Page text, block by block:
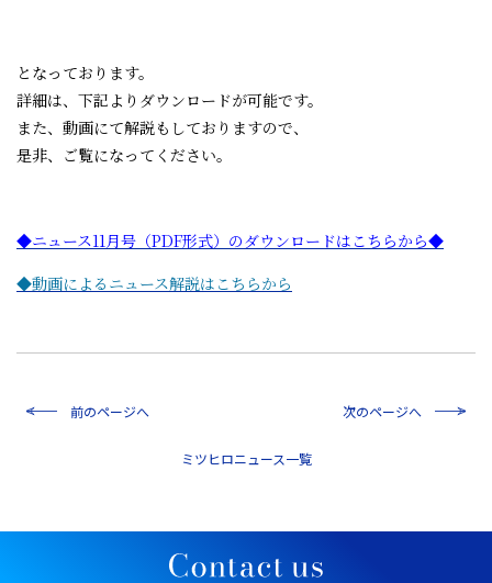
となっております。
詳細は、下記よりダウンロードが可能です。
また、動画にて解説もしておりますので、
是非、ご覧になってください。
◆ニュース11月号（PDF形式）のダウンロードはこちらから◆
◆動画によるニュース解説はこちらから
前のページへ
一覧
次のページへ